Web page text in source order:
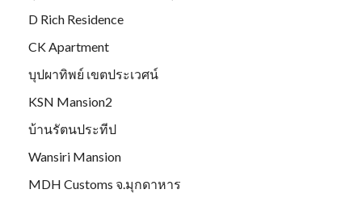
D Rich Residence
CK Apartment
บุปผาทิพย์ เขตประเวศน์
KSN Mansion2
บ้านรัตนประทีป
Wansiri Mansion
MDH Customs จ.มุกดาหาร